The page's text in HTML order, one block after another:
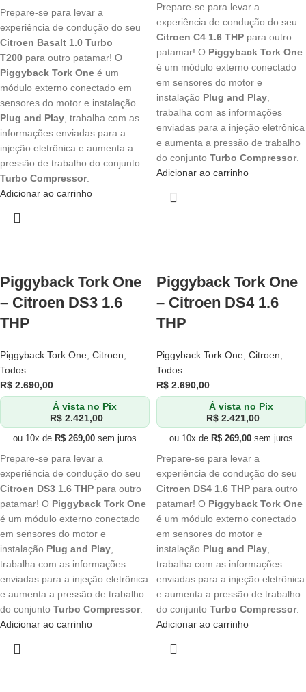
Prepare-se para levar a
experiência de condução do seu
Citroen Basalt 1.0 Turbo
T200 para outro patamar! O
Piggyback Tork One é um
módulo externo conectado em
sensores do motor e instalação
Plug and Play , trabalha com as
informações enviadas para a
injeção eletrônica e aumenta a
pressão de trabalho do conjunto
Turbo Compressor.
Adicionar ao carrinho
Prepare-se para levar a
experiência de condução do seu
Citroen C4 1.6 THP para outro
patamar! O Piggyback Tork One
é um módulo externo conectado
em sensores do motor e
instalação Plug and Play
trabalha com as informações
enviadas para a injeção eletrônica
e aumenta a pressão de trabalho
do conjunto Turbo Compressor.
Adicionar ao carrinho
Piggyback Tork One
– Citroen DS3 1.6
THP
Piggyback Tork One Citroen
Todos
R$ 2.690,00
À vista no Pix
R$2.421,00
ou 10x de R$ 269,00 sem juros
Prepare-se para levar a
experiência de condução do seu
Citroen DS3 1.6 THP para outro
patamar! O Piggyback Tork One
é um módulo externo conectado
em sensores do motor e
instalação Plug and Play
trabalha com as informações
enviadas para a injeção eletrônica
e aumenta a pressão de trabalho
do conjunto Turbo Compressor.
Adicionar ao carrinho
Piggyback Tork One
– Citroen DS4 1.6
THP
Piggyback Tork One Citroen
Todos
R$ 2.690,00
À vista no Pix
R$2.421,00
ou 10x de R$ 269,00 sem juros
Prepare-se para levar a
experiência de condução do seu
Citroen DS4 1.6 THP para outro
patamar! O Piggyback Tork One
é um módulo externo conectado
em sensores do motor e
instalação Plug and Play
trabalha com as informações
enviadas para a injeção eletrônica
e aumenta a pressão de trabalho
do conjunto Turbo Compressor.
Adicionar ao carrinho